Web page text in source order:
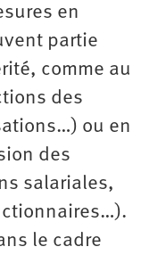
en
partie
comme au
des
ou en
des
salariales,
le cadre